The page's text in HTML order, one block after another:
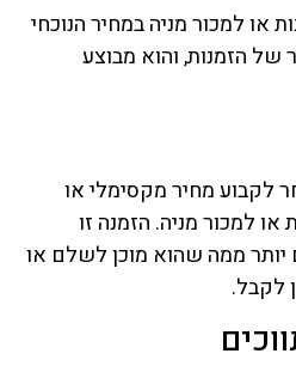
או למכור מניה במחיר הנוכחי
של הזמנות, והוא מבוצע
לקבוע מחיר מקסימלי או
או למכור מניה. הזמנה זו
ממה שהוא מוכן לשלם או
לקבל.